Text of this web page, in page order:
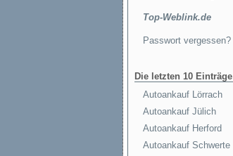
Top-Weblink.de
Passwort vergessen?
Die letzten 10 Einträge
Autoankauf Lörrach
Autoankauf Jülich
Autoankauf Herford
Autoankauf Schwerte